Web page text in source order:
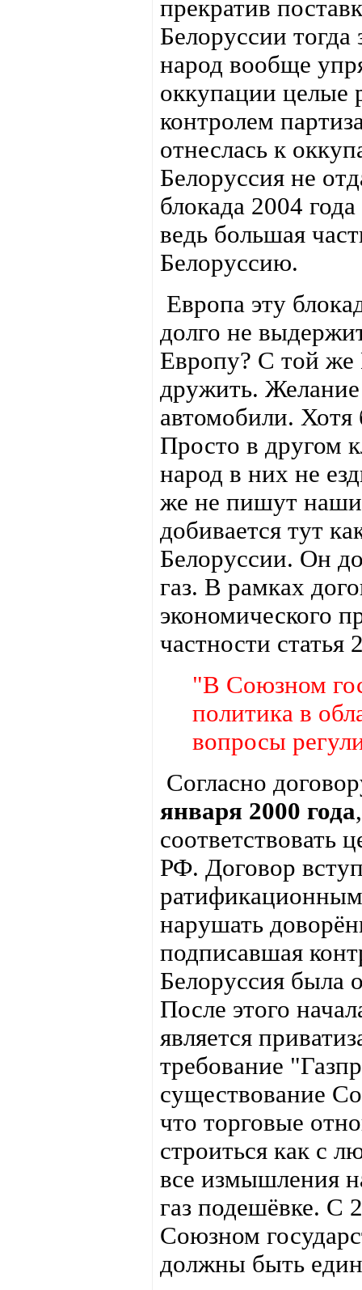
прекратив
Белоруссии
народ вообще
оккупации целые
контролем
отнеслась к
Белоруссия не
блокада 2004
ведь большая
Белоруссию.
Европа эту
долго не
Европу? С той же
дружить.
автомобили. Хотя
Просто в другом
народ в них не
же не пишут
добивается тут
Белоруссии. Он
газ. В рамках
экономического
частности статья
"В Союзном
политика в
вопросы
Согласно
января 2000 года
соответствовать
РФ. Договор
нарушать
подписавшая
Белоруссия была
После этого
является
требование
существование
что торговые
строиться как с
все измышления
газ подешёвке. С
Союзном
должны быть